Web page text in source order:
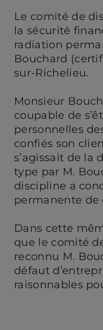
Le comité de
la sécurité
radiation
Bouchard
sur-Richelieu.
Monsieur
coupable de
personnelles
confiés son
s’agissait de la
type par M.
discipline a
permanente de
Dans cette
que le comité
reconnu M.
défaut
raisonnables